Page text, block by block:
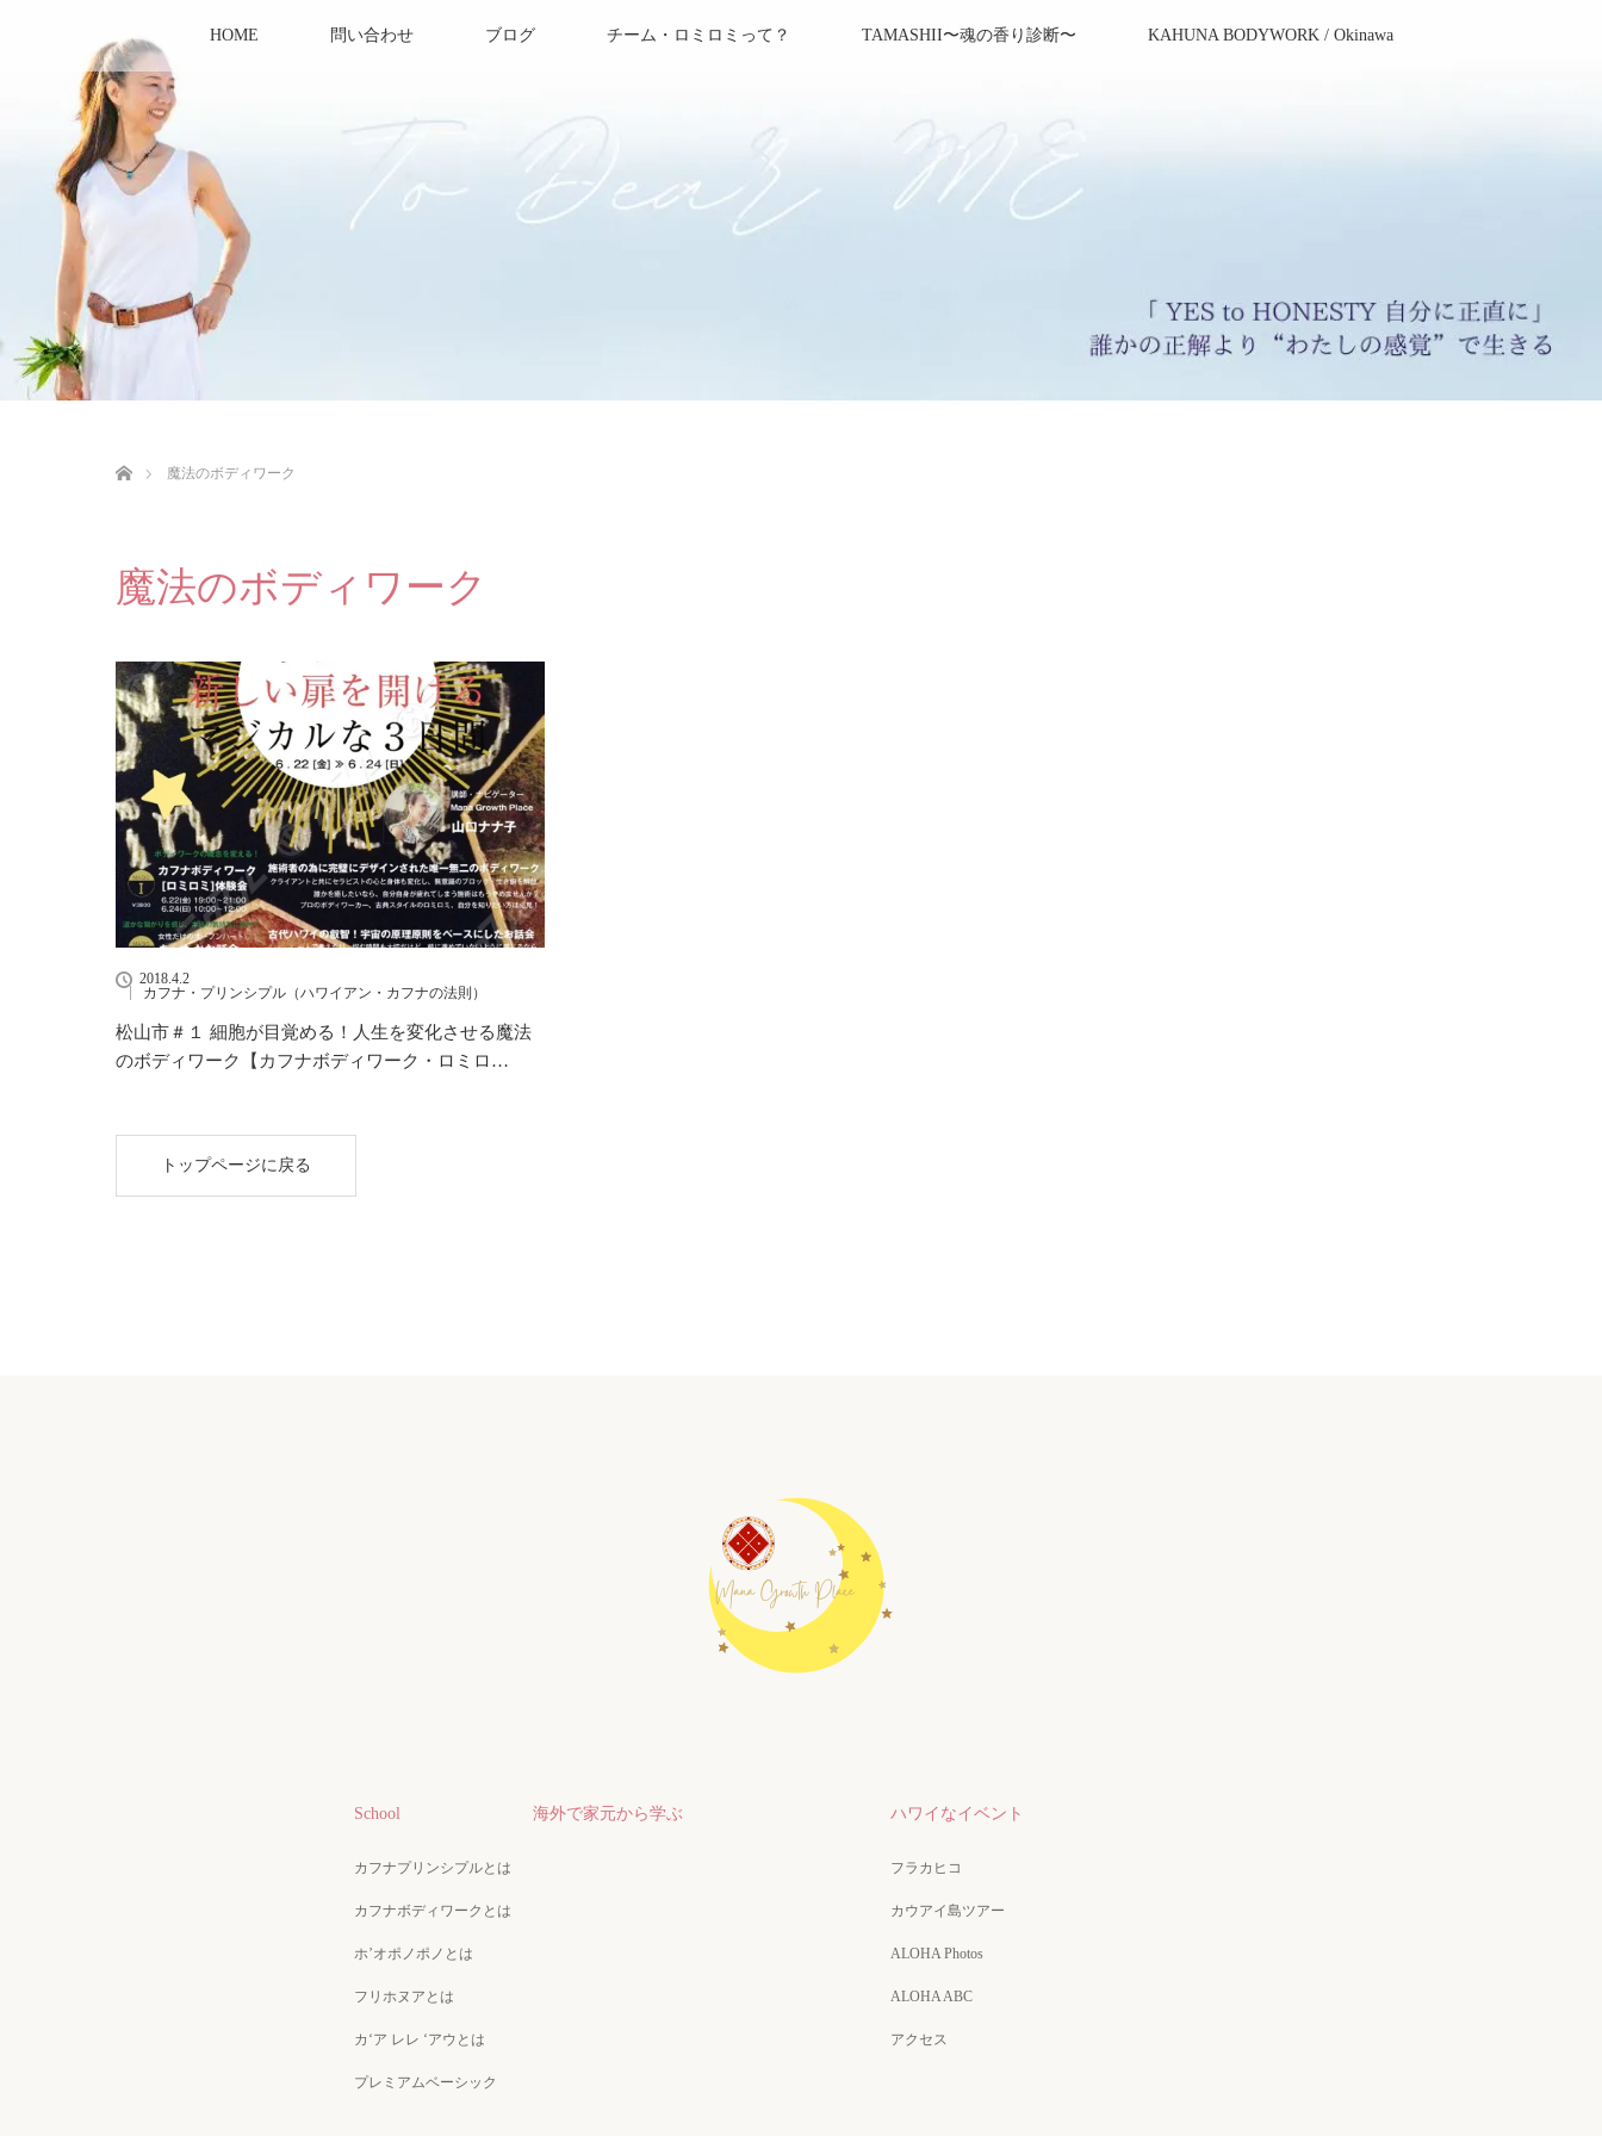
HOME 問い合わせ ブログ チーム・ロミロミって？ TAMASHII〜魂の香り診断〜 KAHUNA BODYWORK / Okinawa
魔法のボディワーク
魔法のボディワーク
2018.4.2
カフナ・プリンシプル（ハワイアン・カフナの法則）
松山市＃１ 細胞が目覚める！人生を変化させる魔法
のボディワーク【カフナボディワーク・ロミロ…
トップページに戻る
School
カフナプリンシプルとは
カフナボディワークとは
ホ’オポノポノとは
フリホヌアとは
カʻア レレ ʻアウとは
プレミアムベーシック
海外で家元から学ぶ ハワイなイベント
フラカヒコ
カウアイ島ツアー
ALOHA Photos
ALOHA ABC
アクセス